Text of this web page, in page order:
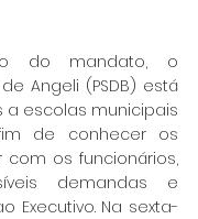
do mandato, o
Angeli (PSDB) está
a escolas municipais
de conhecer os
com os funcionários,
demandas e
Executivo. Na sexta-